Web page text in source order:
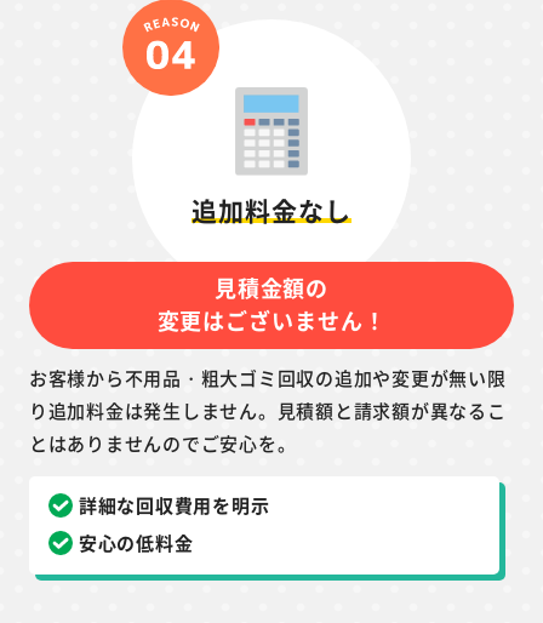
追加料金なし
見積金額の
変更はございません！
お客様から不用品・粗大ゴミ回収の追加や変更が無い限
り追加料金は発生しません。見積額と請求額が異なるこ
とはありませんのでご安心を。
詳細な回収費用を明示
安心の低料金